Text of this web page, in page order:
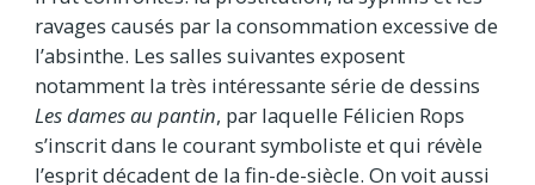
ravages causés par la consommation excessive de
l’absinthe. Les salles suivantes exposent
notamment la très intéressante série de dessins
Les dames au pantin, par laquelle Félicien Rops
s’inscrit dans le courant symboliste et qui révèle
l’esprit décadent de la fin-de-siècle. On voit aussi